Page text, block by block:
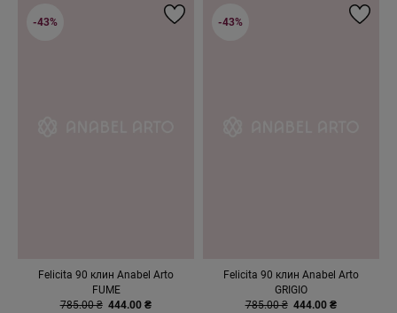
Felicita 90 клин Anabel Arto
FUME
785.00 ₴ 444.00 ₴
-43%
Felicita 90 клин Anabel Arto
GRIGIO
785.00 ₴ 444.00 ₴
-43%